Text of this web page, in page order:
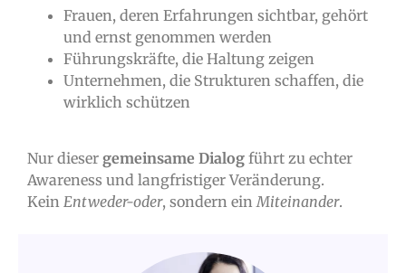
Frauen, deren Erfahrungen sichtbar, gehört
und ernst genommen werden
Führungskräfte, die Haltung zeigen
Unternehmen, die Strukturen schaffen, die
wirklich schützen
Nur dieser gemeinsame Dialog führt zu echter
Awareness und langfristiger Veränderung.
Kein Entweder-oder, sondern einMiteinander.